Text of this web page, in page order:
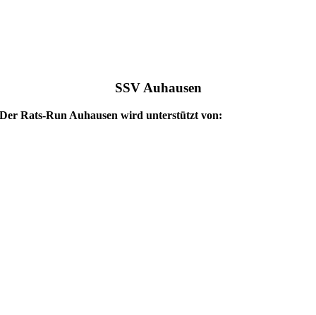
SSV Auhausen
Der Rats-Run Auhausen wird unterstützt von: